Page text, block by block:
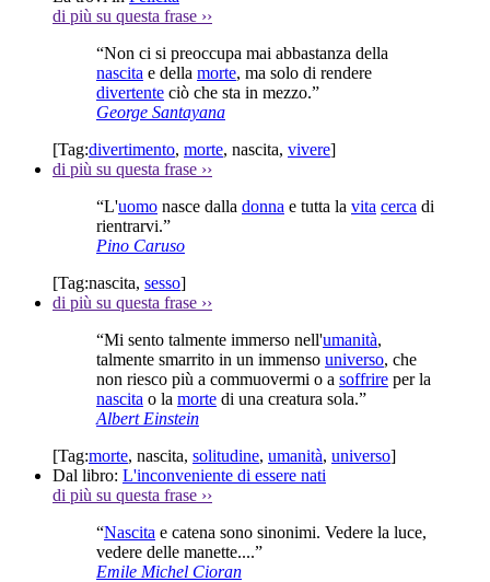
di più su questa frase ››
“Non ci si preoccupa mai abbastanza della
nascita e della morte, ma solo di rendere
divertente ciò che sta in mezzo.”
George Santayana
[Tag:divertimento, morte, nascita, vivere]
di più su questa frase ››
“L'uomo nasce dalla donna e tutta la vita cerca di
rientrarvi.”
Pino Caruso
[Tag:nascita, sesso]
di più su questa frase ››
“Mi sento talmente immerso nell'umanità,
talmente smarrito in un immenso universo, che
non riesco più a commuovermi o a soffrire per la
nascita o la morte di una creatura sola.”
Albert Einstein
[Tag:morte, nascita, solitudine, umanità, universo]
Dal libro: L'inconveniente di essere nati
di più su questa frase ››
“Nascita e catena sono sinonimi. Vedere la luce,
vedere delle manette....”
Emile Michel Cioran